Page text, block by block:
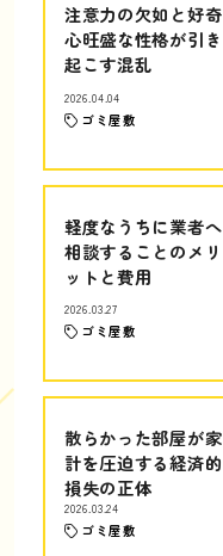
注意力の欠如と好奇
心旺盛な性格が引き
起こす混乱
2026.04.04
ゴミ屋敷
軽度なうちに業者へ
相談することのメリ
ットと費用
2026.03.27
ゴミ屋敷
散らかった部屋が家
計を圧迫する経済的
損失の正体
2026.03.24
ゴミ屋敷